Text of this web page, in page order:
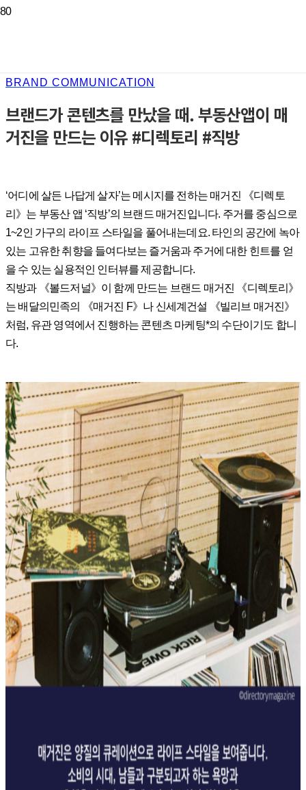
BRAND COMMUNICATION
브랜드가 콘텐츠를 만났을 때. 부동산앱이 매
거진을 만드는 이유 #디렉토리 #직방
‘어디에 살든 나답게 살자’는 메시지를 전하는 매거진 《디렉토
리》는 부동산 앱 ‘직방’의 브랜드 매거진입니다. 주거를 중심으로
1~2인 가구의 라이프 스타일을 풀어내는데요. 타인의 공간에 녹아
있는 고유한 취향을 들여다보는 즐거움과 주거에 대한 힌트를 얻
을 수 있는 실용적인 인터뷰를 제공합니다.
직방과 《볼드저널》이 함께 만드는 브랜드 매거진 《디렉토리》
는 배달의민족의 《매거진 F》나 신세계건설 《빌리브 매거진》
처럼, 유관 영역에서 진행하는 콘텐츠 마케팅*의 수단이기도 합니
다.